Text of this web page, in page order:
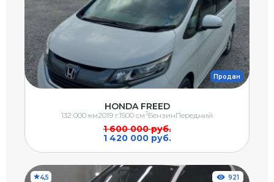
Продан
HONDA FREED
1 600 000 руб.
1 420 000 руб.
132 000 км2019 г.1500 см3БензинПередний
4,5 921